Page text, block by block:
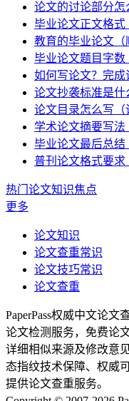
论文的讨论部分怎
毕业论文正文格式
教育的毕业论文（
毕业论文题目字数
如何写论文？完成
论文抄袭标准是什
论文目录怎么写（
学术论文摘要写法
毕业论文最后总结
普刊论文格式要求
热门论文知识焦点
更多
论文知识
论文查重常识
论文技巧常识
论文查重
PaperPass权威中文论
论文检测服务，免费论
详细相似来源及修改意
态指纹技术保障、权威
提供论文查重服务。